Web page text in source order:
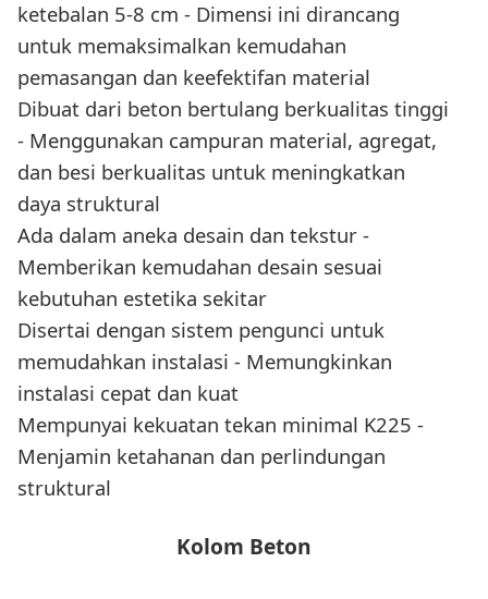
ketebalan 5-8 cm - Dimensi ini dirancang
untuk memaksimalkan kemudahan
pemasangan dan keefektifan material
Dibuat dari beton bertulang berkualitas tinggi
- Menggunakan campuran material, agregat,
dan besi berkualitas untuk meningkatkan
daya struktural
Ada dalam aneka desain dan tekstur -
Memberikan kemudahan desain sesuai
kebutuhan estetika sekitar
Disertai dengan sistem pengunci untuk
memudahkan instalasi - Memungkinkan
instalasi cepat dan kuat
Mempunyai kekuatan tekan minimal K225 -
Menjamin ketahanan dan perlindungan
struktural
Kolom Beton